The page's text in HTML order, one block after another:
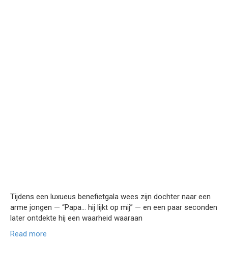
Tijdens een luxueus benefietgala wees zijn dochter naar een
arme jongen — “Papa… hij lijkt op mij” — en een paar seconden
later ontdekte hij een waarheid waaraan
Read more